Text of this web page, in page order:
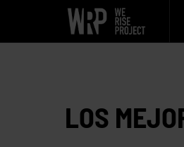
LOS